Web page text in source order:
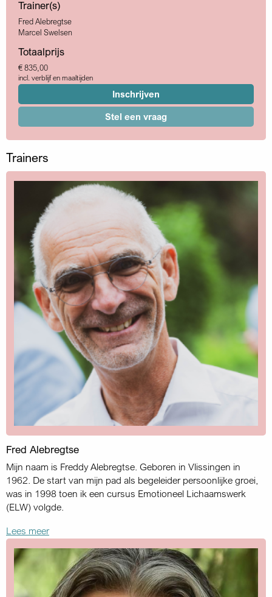
Trainer(s)
Fred Alebregtse
Marcel Swelsen
Totaalprijs
€ 835,00
incl. verblijf en maaltijden
Inschrijven
Stel een vraag
Trainers
Fred Alebregtse
Mijn naam is Freddy Alebregtse. Geboren in Vlissingen in
1962. De start van mijn pad als begeleider persoonlijke groei,
was in 1998 toen ik een cursus Emotioneel Lichaamswerk
(ELW) volgde.
Lees meer